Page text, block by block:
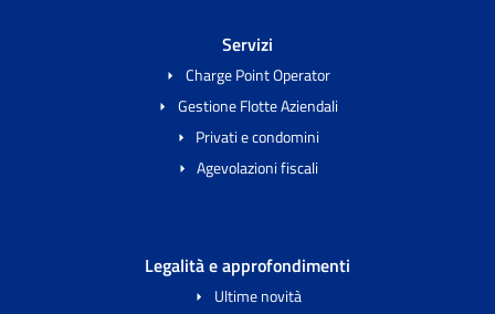
Servizi
Charge Point Operator
Gestione Flotte Aziendali
Privati e condomini
Agevolazioni fiscali
Legalità e approfondimenti
Ultime novità